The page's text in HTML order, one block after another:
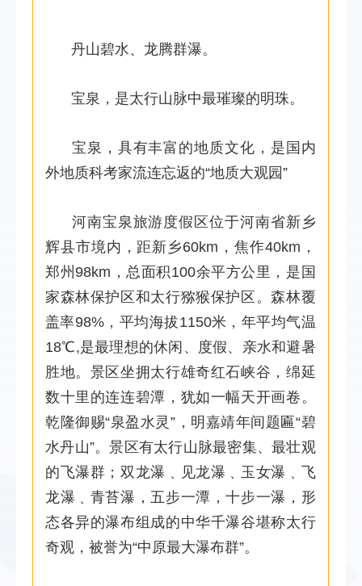
丹山碧水、龙腾群瀑。
宝泉，是太行山脉中最璀璨的明珠。
宝泉，具有丰富的地质文化，是国内
外地质科考家流连忘返的“地质大观园”
河南宝泉旅游度假区位于河南省新乡
辉县市境内，距新乡60km，焦作40km，
郑州98km，总面积100余平方公里，是国
家森林保护区和太行猕猴保护区。森林覆
盖率98%，平均海拔1150米，年平均气温
18℃,是最理想的休闲、度假、亲水和避暑
胜地。景区坐拥太行雄奇红石峡谷，绵延
数十里的连连碧潭，犹如一幅天开画卷。
乾隆御赐“泉盈水灵”，明嘉靖年间题匾“碧
水丹山”。景区有太行山脉最密集、最壮观
的飞瀑群；双龙瀑﹑见龙瀑﹑玉女瀑﹑飞
龙瀑﹑青苔瀑，五步一潭，十步一瀑，形
态各异的瀑布组成的中华千瀑谷堪称太行
奇观，被誉为“中原最大瀑布群”。